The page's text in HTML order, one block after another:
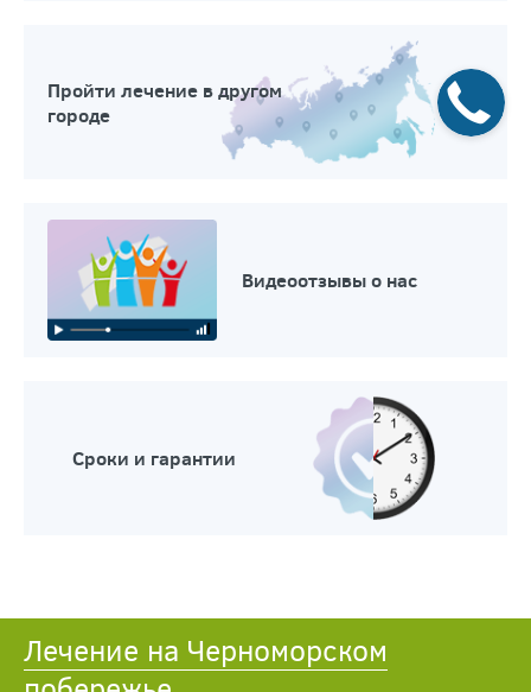
Пройти лечение в другом
городе
Видеоотзывы о нас
Сроки и гарантии
Лечение на Черноморском